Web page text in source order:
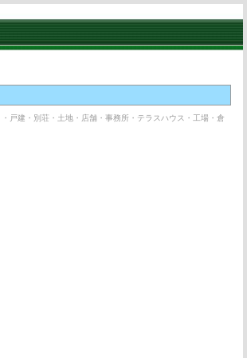
戸建・別荘・土地・店舗・事務所・テラスハウス・工場・倉